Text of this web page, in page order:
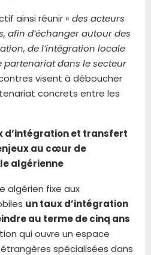
ainsi réunir « des acteurs
afin d’échanger autour des
de l’intégration locale
partenariat dans le secteur
visent à déboucher
concrets entre les
d’intégration et transfert
au cœur de
algérienne
algérien fixe aux
un taux d’intégration
au terme de cinq ans
qui ouvre un espace
spécialisées dans